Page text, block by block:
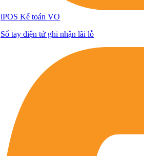
iPOS Kế toán VO
Sổ tay điện tử ghi nhận lãi lỗ